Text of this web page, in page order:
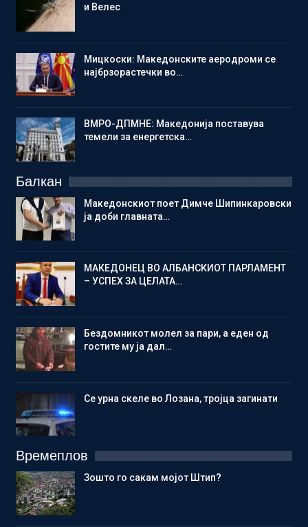
и Велес
Мицкоски: Македонските аеродроми се
најбрзорастечки во…
ВМРО-ДПМНЕ: Македонија поставува
темели за енергетска…
Балкан
Македонскиот поет Димче Шипинкаровски
ја доби главната…
МАКЕДОНЕЦ ВО АЛБАНСКИОТ ПАРЛАМЕНТ
– УСПЕХ ЗА ЦЕЛАТА…
Бездомникот молел за пари, а еден од
гостите му ја дал…
Се урна скеле во Лозана, тројца загинати
Времеплов
Зошто го сакам мојот Штип?